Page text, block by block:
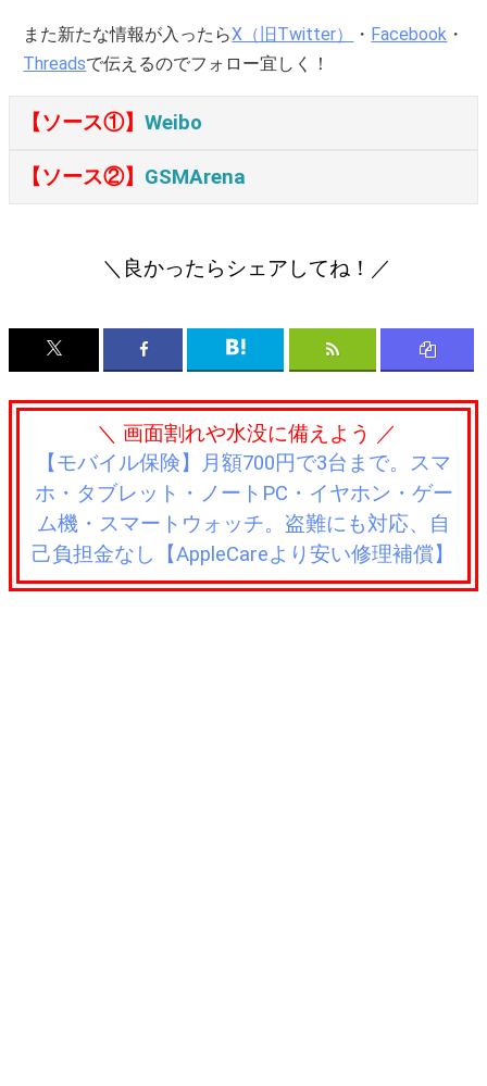
また新たな情報が入ったらX（旧Twitter） ・ Facebook ・
Threadsで伝えるのでフォロー宜しく！
【ソース①】 Weibo
【ソース②】 GSMArena
＼良かったらシェアしてね！／
＼ 画面割れや水没に備えよう ／
【モバイル保険】月額700円で3台まで。スマ
ホ・タブレット・ノートPC・イヤホン・ゲー
ム機・スマートウォッチ。盗難にも対応、自
己負担金なし【AppleCareより安い修理補償】